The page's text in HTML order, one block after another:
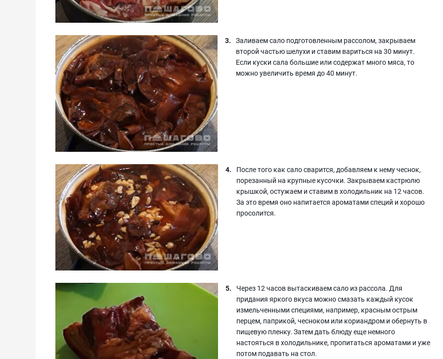
Заливаем сало подготовленным рассолом, закрываем
второй частью шелухи и ставим вариться на 30 минут.
Если куски сала большие или содержат много мяса, то
можно увеличить время до 40 минут.
После того как сало сварится, добавляем к нему чеснок,
порезанный на крупные кусочки. Закрываем кастрюлю
крышкой, остужаем и ставим в холодильник на 12 часов.
За это время оно напитается ароматами специй и хорошо
просолится.
Через 12 часов вытаскиваем сало из рассола. Для
придания яркого вкуса можно смазать каждый кусок
измельченными специями, например, красным острым
перцем, паприкой, чесноком или кориандром и обернуть в
пищевую пленку. Затем дать блюду еще немного
настояться в холодильнике, пропитаться ароматами и уже
потом подавать на стол.